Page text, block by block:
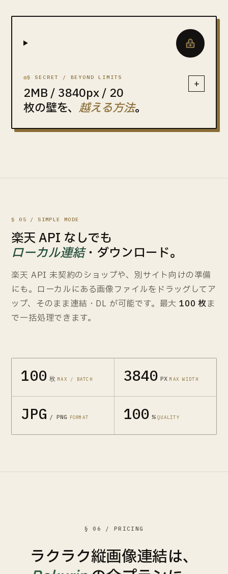
§ SECRET / BEYOND LIMITS
2MB / 3840px / 20
枚の壁を、 越える方法。
+
§ 05 / SIMPLE MODE
楽天 API なしでも
ローカル連結・ダウンロード。
楽天 API 未契約のショップや、別サイト向けの準備
にも。ローカルにある画像ファイルをドラッグしてア
ップ、そのまま連結・DL が可能です。最大 100 枚ま
で一括処理できます。
100 枚 MAX / BATCH 3840 PX MAX WIDTH
JPG / PNG FORMAT 100 % QUALITY
§ 06 / PRICING
ラクラク縦画像連結は、